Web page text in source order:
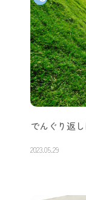
でんぐり返
2023.05.29